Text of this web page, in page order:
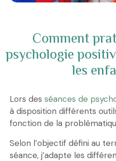
Comment
psychologie
les
Lors des séances de
à disposition différents
fonction de la
Selon l’objectif défini au
séance, j’adapte les